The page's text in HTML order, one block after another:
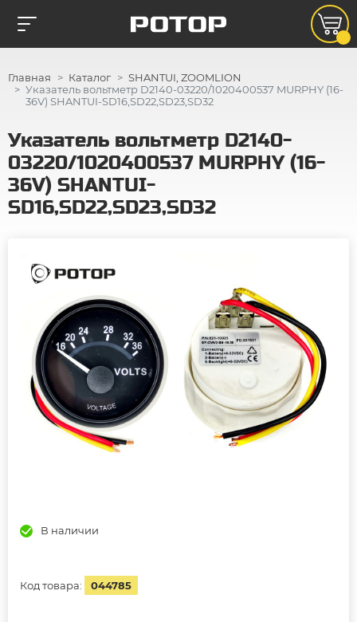
Главная Каталог
SHANTUI, ZOOMLION
Указатель вольтметр D2140-03220/1020400537 MURPHY (16-
36V) SHANTUI-SD16,SD22,SD23,SD32
Указатель вольтметр D2140-
03220/1020400537 MURPHY (16-
36V) SHANTUI-
SD16,SD22,SD23,SD32
В наличии
Код товара: 044785